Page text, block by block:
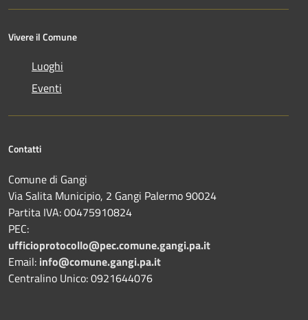
Vivere il Comune
Luoghi
Eventi
Contatti
Comune di Gangi
Via Salita Municipio, 2 Gangi Palermo 90024
Partita IVA: 00475910824
PEC:
ufficioprotocollo@pec.comune.gangi.pa.it
Email: info@comune.gangi.pa.it
Centralino Unico: 0921644076